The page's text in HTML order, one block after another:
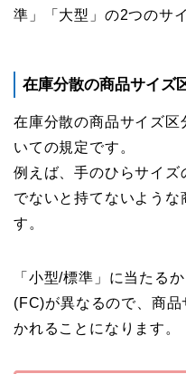
準」「大型」の2つのサ
在庫分散の商品サイズ
在庫分散の商品サイズ区
いての規定です。
例えば、手のひらサイ
でないと持てないような
す。
「小型/標準」に当たる
(FC)が異なるので、商
かれることになります。